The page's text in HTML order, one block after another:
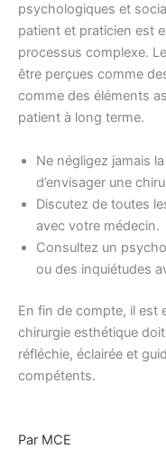
psychologiques et
patient et praticien est
processus complexe.
être perçues comme
comme des éléments
patient à long terme.
Ne négligez jamais
d’envisager une
Discutez de toutes
avec votre médecin.
Consultez un
ou des inquiétudes
En fin de compte, il est
chirurgie esthétique
réfléchie, éclairée et
compétents.
Par MCE